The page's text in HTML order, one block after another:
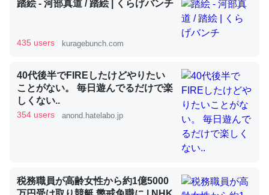
ど、短期記憶というには多い分量。進化すればするほど分
─GPTの仕組みと限界についての考察（１） - conceptualization
昆虫ってカルシウム少ないのか。知らんかった。調べたら
コオロギのカルシウム分はエビの600分の1程度。
─ニュース :: 【研究発表】昆虫学の大問題＝「昆虫はなぜ海にいな
踏絵 - 河部真道 / 踏絵 | くらげバンチ
435 users kuragebunch.com
40代後半でFIREしたけどやりたい
ことがない。 毎日遊んでるだけで楽
しくない..
354 users anond.hatelabo.jp
税務職員が高齢女性から約1億5000